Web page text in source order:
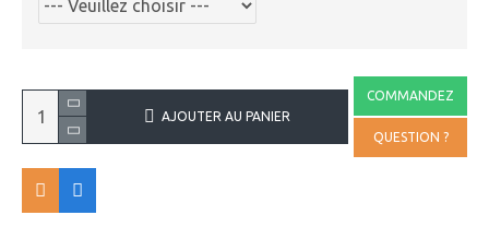
AJOUTER AU PANIER
COMMANDEZ
QUESTION ?